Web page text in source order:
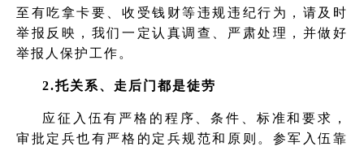
至有吃拿卡要、收受钱财等违规违纪行为，请及时
举报反映，我们一定认真调查、严肃处理，并做好
举报人保护工作。
2.托关系、走后门都是徒劳
应征入伍有严格的程序、条件、标准和要求，
审批定兵也有严格的定兵规范和原则。参军入伍靠